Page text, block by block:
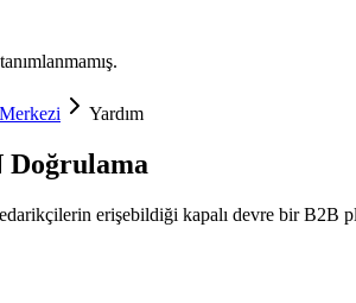
Yardım
Doğrulama
erişebildiği kapalı devre bir B2B